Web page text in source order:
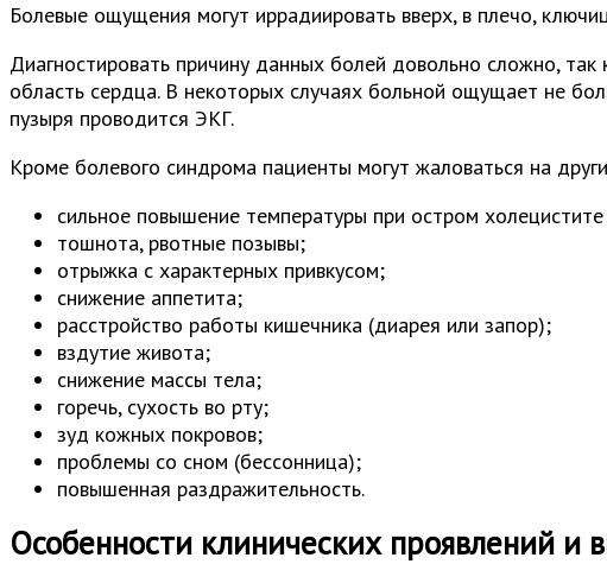
Болевые ощущения могут иррадиировать вверх, в плечо,
Диагностировать причину данных болей довольно сложно,
область сердца. В некоторых случаях больной ощущает не
пузыря проводится ЭКГ.
Кроме болевого синдрома пациенты могут жаловаться на
сильное повышение температуры при остром
тошнота, рвотные позывы;
отрыжка с характерных привкусом;
снижение аппетита;
расстройство работы кишечника (диарея или запор);
вздутие живота;
снижение массы тела;
горечь, сухость во рту;
зуд кожных покровов;
проблемы со сном (бессонница);
повышенная раздражительность.
Особенности клинических проявлений и